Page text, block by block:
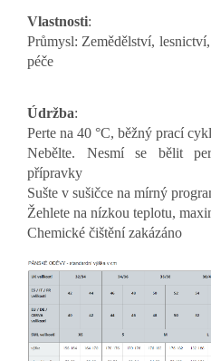
Vlastnosti:
Průmysl: Zemědělství,
péče
Údržba:
Perte na 40 °C, běžný prací
Nebělte. Nesmí se bělit
přípravky
Sušte v sušičce na mírný
Žehlete na nízkou teplotu,
Chemické čištění zakázáno